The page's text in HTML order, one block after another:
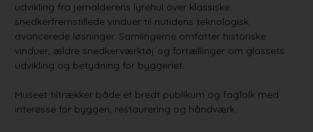
udvikling fra jernalderens lyrehul over klassiske
snedkerfremstillede vinduer til nutidens teknologisk
avancerede løsninger. Samlingerne omfatter historiske
vinduer, ældre snedkerværktøj og fortællinger om glassets
udvikling og betydning for byggeriet.
Museet tiltrækker både et bredt publikum og fagfolk med
interesse for byggeri, restaurering og håndværk.